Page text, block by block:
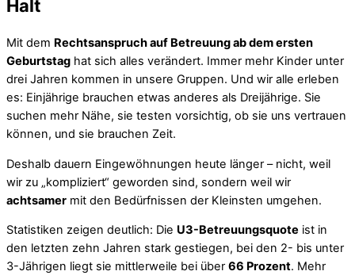
Halt
Mit dem Rechtsanspruch auf Betreuung ab dem ersten
Geburtstag hat sich alles verändert. Immer mehr Kinder unter
drei Jahren kommen in unsere Gruppen. Und wir alle erleben
es: Einjährige brauchen etwas anderes als Dreijährige. Sie
suchen mehr Nähe, sie testen vorsichtig, ob sie uns vertrauen
können, und sie brauchen Zeit.
Deshalb dauern Eingewöhnungen heute länger – nicht, weil
wir zu „kompliziert“ geworden sind, sondern weil wir
achtsamer mit den Bedürfnissen der Kleinsten umgehen.
Statistiken zeigen deutlich: Die U3-Betreuungsquote ist in
den letzten zehn Jahren stark gestiegen, bei den 2- bis unter
3-Jährigen liegt sie mittlerweile bei über 66 Prozent. Mehr